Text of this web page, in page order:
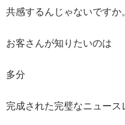
共感するんじゃないですか。
お客さんが知りたいのは
多分
完成された完璧なニュース